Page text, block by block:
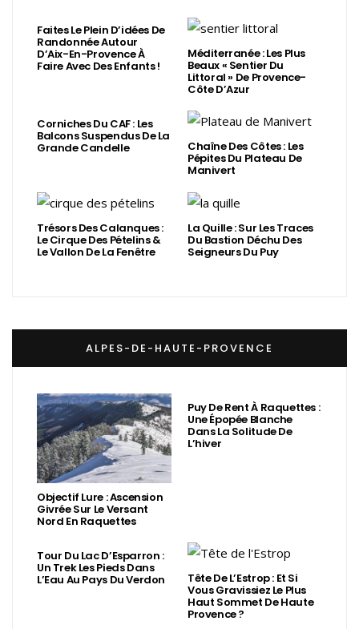
Faites Le Plein D’idées De
Randonnée Autour
D’Aix-En-Provence À
Faire Avec Des Enfants !
Méditerranée : Les Plus
Beaux « Sentier Du
Littoral » De Provence-
Côte D’Azur
Corniches Du CAF : Les
Balcons Suspendus De La
Grande Candelle Chaîne Des Côtes : Les
Pépites Du Plateau De
Manivert
Trésors Des Calanques :
Le Cirque Des Pételins &
Le Vallon De La Fenêtre
La Quille : Sur Les Traces
Du Bastion Déchu Des
Seigneurs Du Puy
ALPES-DE-HAUTE-PROVENCE
Objectif Lure : Ascension
Givrée Sur Le Versant
Nord En Raquettes
Puy De Rent À Raquettes :
Une Épopée Blanche
Dans La Solitude De
L’hiver
Tour Du Lac D’Esparron :
Un Trek Les Pieds Dans
L’Eau Au Pays Du Verdon Tête De L’Estrop : Et Si
Vous Gravissiez Le Plus
Haut Sommet De Haute
Provence ?